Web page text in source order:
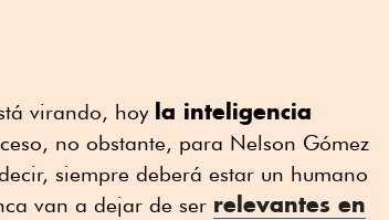
virando, hoy la inteligencia
no obstante, para Nelson Gómez
siempre deberá estar un humano
van a dejar de ser relevantes en